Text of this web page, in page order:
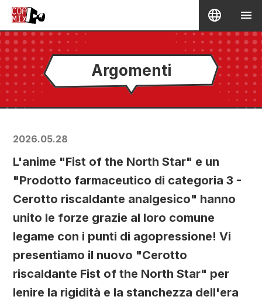
Argomenti
2026.05.28
L'anime "Fist of the North Star" e un
"Prodotto farmaceutico di categoria 3 -
Cerotto riscaldante analgesico" hanno
unito le forze grazie al loro comune
legame con i punti di agopressione! Vi
presentiamo il nuovo "Cerotto
riscaldante Fist of the North Star" per
lenire la rigidità e la stanchezza dell'era